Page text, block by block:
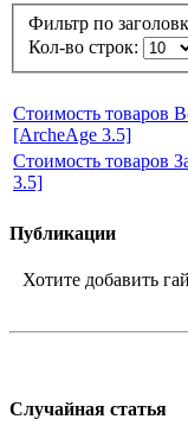
Фильтр по
Кол-во строк:
Стоимость товаров
[ArcheAge 3.5]
Стоимость товаров
3.5]
Публикации
Хотите добавить
Случайная статья